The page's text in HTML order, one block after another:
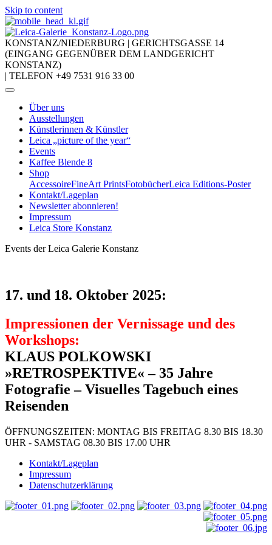
Skip to content
KONSTANZ/NIEDERBURG | GERICHTSGASSE 14
(EINGANG GEGENÜBER DEM LANDGERICHT
KONSTANZ)
| TELEFON +49 7531 916 33 00
Über uns
Ausstellungen
Künstlerinnen & Künstler
Leica „picture of the year“
Events
Kaffee Blende 8
Shop
AccessoireFineArt PrintsFotobücherLeica Editions-Poster
Kontakt/Lageplan
Newsletter abonnieren!
Impressum
Leica Store Konstanz
Events der Leica Galerie Konstanz
17. und 18. Oktober 2025:
Impressionen der Vernissage und des
Workshops:
KLAUS POLKOWSKI
»RETROSPEKTIVE« – 35 Jahre
Fotografie – Visuelles Tagebuch eines
Reisenden
ÖFFNUNGSZEITEN: MONTAG BIS FREITAG 8.30 BIS 18.30
UHR - SAMSTAG 08.30 BIS 17.00 UHR
Kontakt/Lageplan
Impressum
Datenschutzerklärung